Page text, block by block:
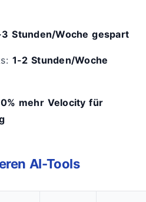
Stunden/Woche gespart
1-2 Stunden/Woche
mehr Velocity für
AI-Tools